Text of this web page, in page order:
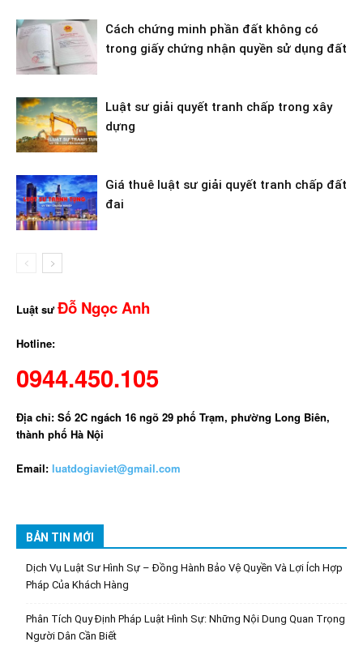
Cách chứng minh phần đất không có
trong giấy chứng nhận quyền sử dụng đất
Luật sư giải quyết tranh chấp trong xây
dựng
Giá thuê luật sư giải quyết tranh chấp đất
đai
Luật sưĐỗ Ngọc Anh
Hotline:
0944.450.105
Địa chỉ: Số 2C ngách 16 ngõ 29 phố Trạm, phường Long Biên,
thành phố Hà Nội
Email: luatdogiaviet@gmail.com
BẢN TIN MỚI
Dịch Vụ Luật Sư Hình Sự – Đồng Hành Bảo Vệ Quyền Và Lợi Ích Hợp
Pháp Của Khách Hàng
Phân Tích Quy Định Pháp Luật Hình Sự: Những Nội Dung Quan Trọng
Người Dân Cần Biết